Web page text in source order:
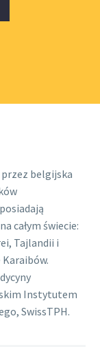
przez belgijska
całym świecie:
Tajlandii i
Instytutem
SwissTPH.